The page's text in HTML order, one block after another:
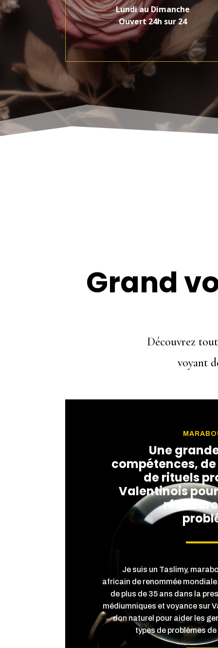
Lundi au Dimanche
Ouvert 24h sur 24
Grand
Découvrez
voyant
Une
compétences,
de rituels
Valentinois
Je suis un Taslimy,
africain de renommée
de plus de 35 ans dans la
médiumniques et voyance sur
don naturel pour aider les
types de problèmes